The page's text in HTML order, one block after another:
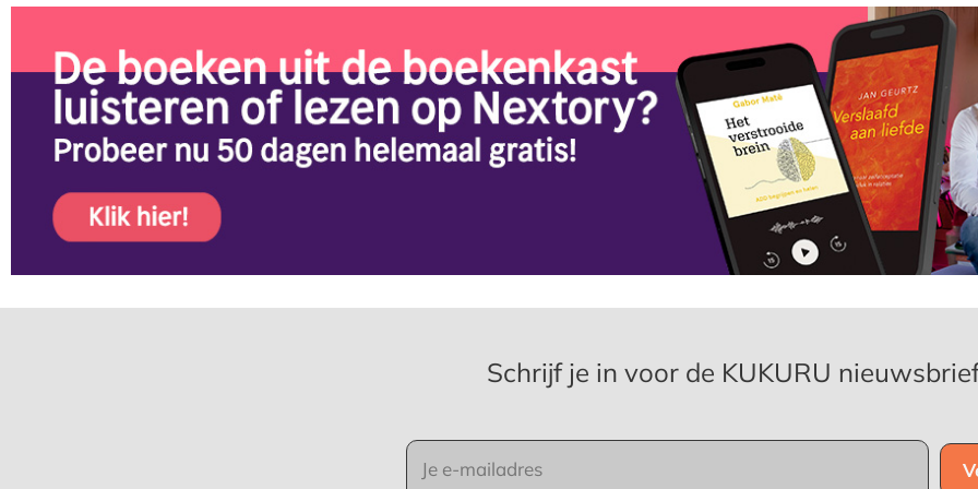
Schrijf je in voor de KUKURU